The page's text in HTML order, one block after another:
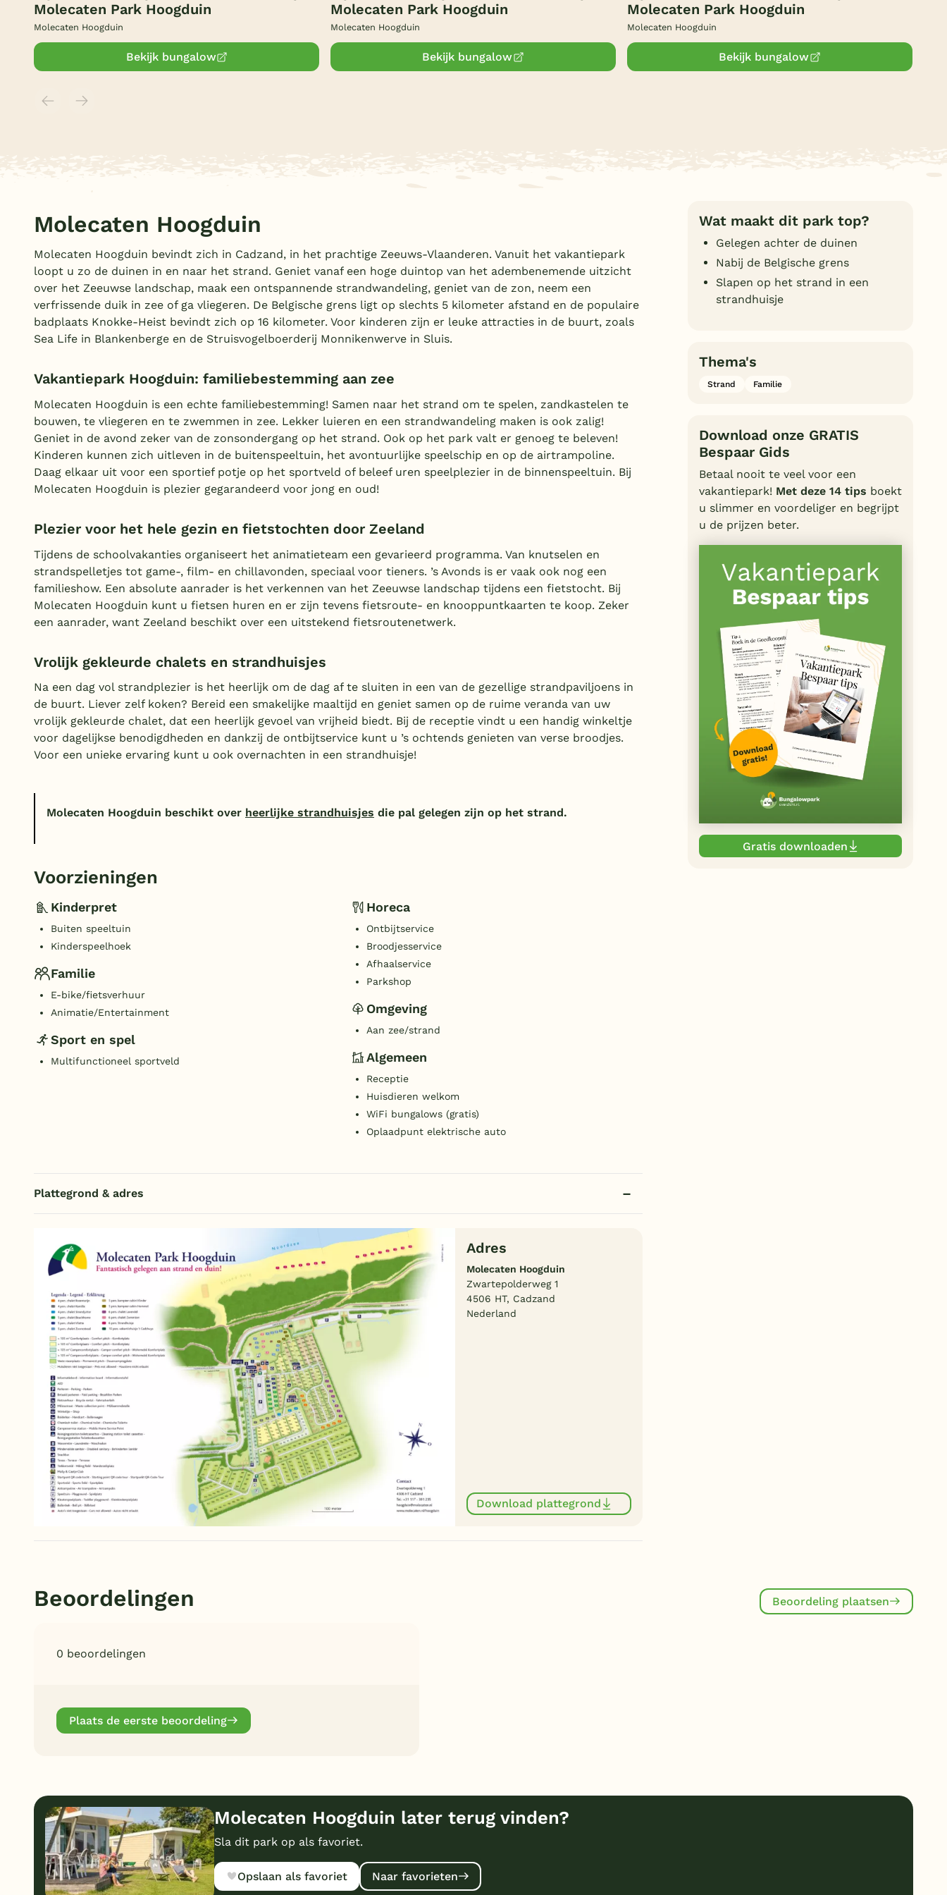
Duitsland
België
Blog
Molecaten Park Hoogduin
Molecaten Hoogduin
Bekijk bungalow
Molecaten Park Hoogduin
Molecaten Hoogduin
Bekijk bungalow
Molecaten Park Hoogduin
Molecaten Hoogduin
Bekijk bungalow
Molecaten Hoogduin
Molecaten Hoogduin bevindt zich in Cadzand, in het prachtige Zeeuws-Vlaanderen. Vanuit het vakantiepark
loopt u zo de duinen in en naar het strand. Geniet vanaf een hoge duintop van het adembenemende uitzicht
over het Zeeuwse landschap, maak een ontspannende strandwandeling, geniet van de zon, neem een
verfrissende duik in zee of ga vliegeren. De Belgische grens ligt op slechts 5 kilometer afstand en de populaire
badplaats Knokke-Heist bevindt zich op 16 kilometer. Voor kinderen zijn er leuke attracties in de buurt, zoals
Sea Life in Blankenberge en de Struisvogelboerderij Monnikenwerve in Sluis.
Vakantiepark Hoogduin: familiebestemming aan zee
Molecaten Hoogduin is een echte familiebestemming! Samen naar het strand om te spelen, zandkastelen te
bouwen, te vliegeren en te zwemmen in zee. Lekker luieren en een strandwandeling maken is ook zalig!
Geniet in de avond zeker van de zonsondergang op het strand. Ook op het park valt er genoeg te beleven!
Kinderen kunnen zich uitleven in de buitenspeeltuin, het avontuurlijke speelschip en op de airtrampoline.
Daag elkaar uit voor een sportief potje op het sportveld of beleef uren speelplezier in de binnenspeeltuin. Bij
Molecaten Hoogduin is plezier gegarandeerd voor jong en oud!
Plezier voor het hele gezin en fietstochten door Zeeland
Tijdens de schoolvakanties organiseert het animatieteam een gevarieerd programma. Van knutselen en
strandspelletjes tot game-, film- en chillavonden, speciaal voor tieners. ’s Avonds is er vaak ook nog een
familieshow. Een absolute aanrader is het verkennen van het Zeeuwse landschap tijdens een fietstocht. Bij
Molecaten Hoogduin kunt u fietsen huren en er zijn tevens fietsroute- en knooppuntkaarten te koop. Zeker
een aanrader, want Zeeland beschikt over een uitstekend fietsroutenetwerk.
Vrolijk gekleurde chalets en strandhuisjes
Na een dag vol strandplezier is het heerlijk om de dag af te sluiten in een van de gezellige strandpaviljoens in
de buurt. Liever zelf koken? Bereid een smakelijke maaltijd en geniet samen op de ruime veranda van uw
vrolijk gekleurde chalet, dat een heerlijk gevoel van vrijheid biedt. Bij de receptie vindt u een handig winkeltje
voor dagelijkse benodigdheden en dankzij de ontbijtservice kunt u ’s ochtends genieten van verse broodjes.
Voor een unieke ervaring kunt u ook overnachten in een strandhuisje!
Molecaten Hoogduin beschikt over heerlijke strandhuisjes die pal gelegen zijn op het strand.
Voorzieningen
Kinderpret
Buiten speeltuin
Kinderspeelhoek
Familie
E-bike/fietsverhuur
Animatie/Entertainment
Sport en spel
Multifunctioneel sportveld
Horeca
Ontbijtservice
Broodjesservice
Afhaalservice
Parkshop
Omgeving
Aan zee/strand
Algemeen
Receptie
Huisdieren welkom
WiFi bungalows (gratis)
Oplaadpunt elektrische auto
Plattegrond & adres
Adres
Molecaten Hoogduin
Zwartepolderweg 1
4506 HT, Cadzand
Nederland
Download plattegrond
Wat maakt dit park top?
Gelegen achter de duinen
Nabij de Belgische grens
Slapen op het strand in een
strandhuisje
Thema's
Strand Familie
Download onze GRATIS
Bespaar Gids
Betaal nooit te veel voor een
vakantiepark! Met deze 14 tips boekt
u slimmer en voordeliger en begrijpt
u de prijzen beter.
Gratis downloaden
Beoordelingen Beoordeling plaatsen
0 beoordelingen
Plaats de eerste beoordeling
Molecaten Hoogduin later terug vinden?
Sla dit park op als favoriet.
Opslaan als favoriet Naar favorieten